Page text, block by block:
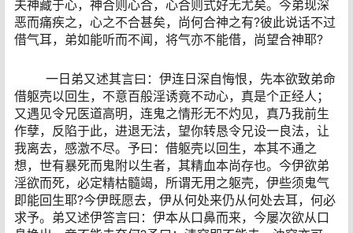
夫神藏于心，神合则心合，心合则式好无尤矣。今弟现深
恶而痛疾之，心之不合甚矣，尚何合神之有?彼此说话不过
借气耳，弟如能听而不闻，将气亦不能借，尚望合神耶?
一日弟又述其言曰：伊连日深自悔恨，先本欲致弟命
借躯壳以回生，不意百般淫诱竟不动心，真是个正经人；
又遇见令兄医道高明，连鬼之情形无不灼见，真乃我前生
作孽，反陷于此，进退无法，望你转恳令兄设一良法，让
我离去，感激不尽。予曰：借躯壳以回生，本其不通之
想，世有暴死而鬼附以生者，其精血本尚存也。今伊欲弟
淫欲而死，必定精枯髓竭，所谓无用之躯壳，伊些须鬼气
即能回生耶?今伊既愿去，伊从何处来仍从何处去耳，何必
求予。弟又述伊答言曰：伊本从口鼻而来，今屡次欲从口